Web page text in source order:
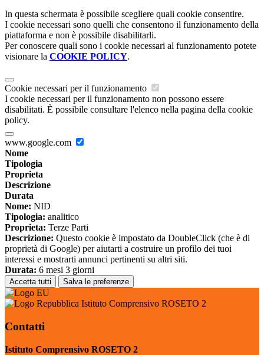
In questa schermata è possibile scegliere quali cookie consentire.
I cookie necessari sono quelli che consentono il funzionamento della
piattaforma e non è possibile disabilitarli.
Per conoscere quali sono i cookie necessari al funzionamento potete
visionare la COOKIE POLICY.
Cookie necessari per il funzionamento
I cookie necessari per il funzionamento non possono essere
disabilitati. È possibile consultare l'elenco nella pagina della cookie
policy.
www.google.com
Nome
Tipologia
Proprieta
Descrizione
Durata
Nome: NID
Tipologia: analitico
Proprieta: Terze Parti
Descrizione: Questo cookie è impostato da DoubleClick (che è di
proprietà di Google) per aiutarti a costruire un profilo dei tuoi
interessi e mostrarti annunci pertinenti su altri siti.
Durata: 6 mesi 3 giorni
Accetta tutti Salva le preferenze
Istituto Comprensivo ROSETO 2
Contatti
Istituto Comprensivo ROSETO 2